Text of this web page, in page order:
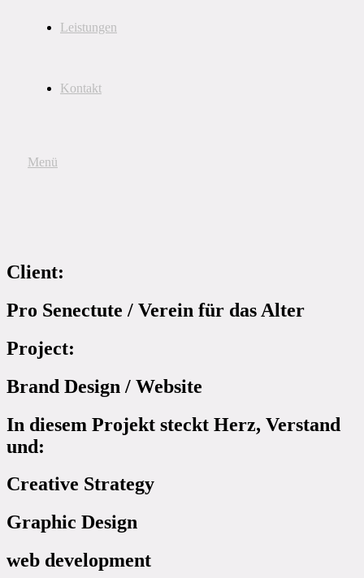
Leistungen
Kontakt
Menü
Client:
Pro Senectute / Verein für das Alter
Project:
Brand Design / Website
In diesem Projekt steckt Herz, Verstand
und:
Creative Strategy
Graphic Design
web development